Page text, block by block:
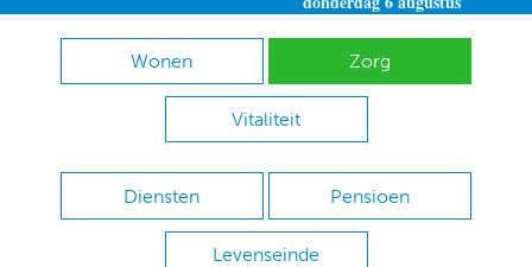
Wonen Zorg
Vitaliteit
Diensten Pensioen
Levenseinde